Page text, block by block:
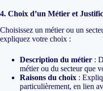
4. Choix d’un Métier et
Choisissez un métier ou un
expliquez votre choix :
Description du métier :
métier ou du secteur que
Raisons du choix :
particulièrement, en lien